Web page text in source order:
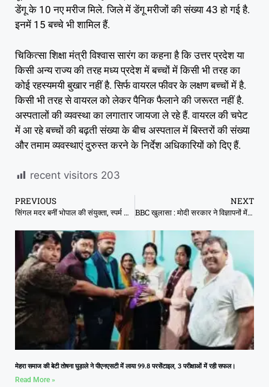
डेंगू के 10 नए मरीज मिले. जिले में डेंगू मरीजों की संख्या 43 हो गई है.
इनमें 15 बच्चे भी शामिल हैं.
चिकित्सा शिक्षा मंत्री विश्वास सारंग का कहना है कि उत्तर प्रदेश या
किसी अन्य राज्य की तरह मध्य प्रदेश में बच्चों में किसी भी तरह का
कोई रहस्यमयी बुखार नहीं है. सिर्फ वायरल फीवर के लक्षण बच्चों में है.
किसी भी तरह से वायरल को लेकर पैनिक फैलाने की जरूरत नहीं है.
अस्पतालों की व्यवस्था का लगातार जायजा ले रहे हैं. वायरल की चपेट
में आ रहे बच्चों की बढ़ती संख्या के बीच अस्पताल में बिस्तरों की संख्या
और तमाम व्यवस्थाएं दुरुस्त करने के निर्देश अधिकारियों को दिए हैं.
recent visitors 203
PREVIOUS
सिंगल मदर बनीं भोपाल की संयुक्ता, स्पर्म डोनेशन के जरिए दिया बेटे को जन्म
NEXT
BBC खुलासा : मोदी सरकार ने विज्ञापनों में कुल 5,749 करोड़ रुपए ख़र्च किए
मेहरा समाज की बेटी तोषना घुड़ाले ने पीएनएसटी में लाया 99.8 परसेंटाइल, 3 परीक्षाओं में रही सफल।
Read More »